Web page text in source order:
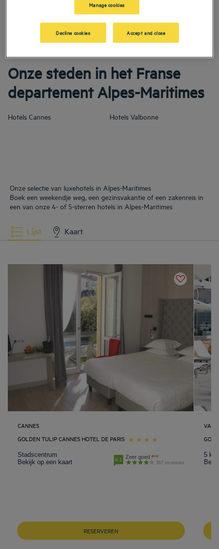
de Alpes-Maritimes. Haal het meest uit de vele recreatieve diensten en onze
kamers, die ontworpen zijn met comfort in gedachten.
Onze steden in het Franse
departement Alpes-Maritimes
Hotels Cannes Hotels Valbonne
Onze selectie van luxehotels in Alpes-Maritimes
Boek een weekendje weg, een gezinsvakantie of een zakenreis in
een van onze 4- of 5-sterren hotels in Alpes-Maritimes
Lijst Kaart
CANNES
GOLDEN TULIP CANNES HOTEL DE PARIS
Stadscentrum
Bekijk op een kaart
4.1 Zeer goed
367 recensies
RESERVEREN
5
Hotels in Breda
Hotels in Helmond
Manage cookies
Decline cookies Accept and close